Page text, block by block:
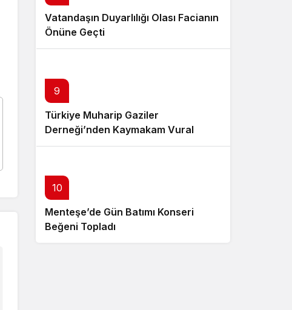
Vatandaşın Duyarlılığı Olası Facianın
Önüne Geçti
9
Türkiye Muharip Gaziler
Derneği’nden Kaymakam Vural
Karagül’e Ziyaret
10
Menteşe’de Gün Batımı Konseri
Beğeni Topladı